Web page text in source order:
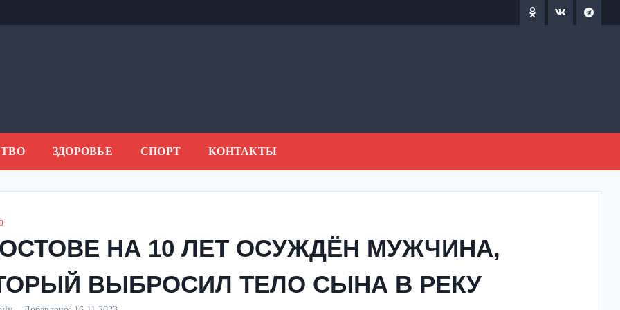
ЗДОРОВЬЕ СПОРТ КОНТАКТЫ
НА 10 ЛЕТ ОСУЖДЁН МУЖЧИНА,
ВЫБРОСИЛ ТЕЛО СЫНА В РЕКУ